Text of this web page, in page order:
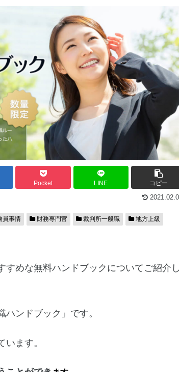
Pocket LINE コピー
員事情 財務専門官 裁判所一般職 地方上級
めな無料ハンドブックについてご紹介し
ンドブック」です。
ます。